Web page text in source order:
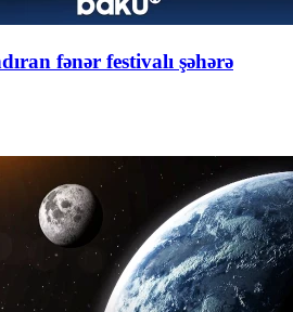
fənər festivalı şəhərə